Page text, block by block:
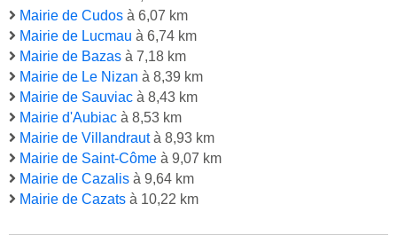
Mairie de Cudos à 6,07 km
Mairie de Lucmau à 6,74 km
Mairie de Bazas à 7,18 km
Mairie de Le Nizan à 8,39 km
Mairie de Sauviac à 8,43 km
Mairie d'Aubiac à 8,53 km
Mairie de Villandrautà 8,93 km
Mairie de Saint-Côme à 9,07 km
Mairie de Cazalis à 9,64 km
Mairie de Cazats à 10,22 km